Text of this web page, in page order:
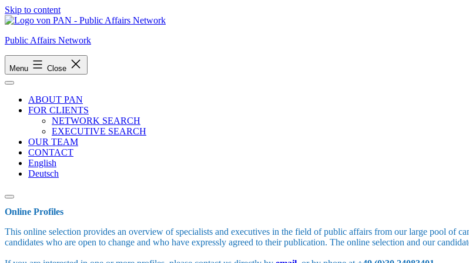
Skip to content
Public Affairs Network
Menu Close
ABOUT PAN
FOR CLIENTS
NETWORK SEARCH
EXECUTIVE SEARCH
OUR TEAM
CONTACT
English
Deutsch
Online Profiles
This online selection provides an overview of specialists and executives in the field of public affairs from our large pool of
candidates who are open to change and who have expressly agreed to their publication. The online selection and our